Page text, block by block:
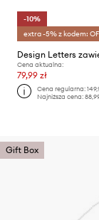
-10%
extra -5% z kodem:
Design Letters
Cena aktualna:
79,99 zł
Cena regularna:
Najniższa cena:
Gift Box